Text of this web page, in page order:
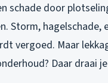
schade door
Storm, hagelschade,
vergoed. Maar
Daar draai